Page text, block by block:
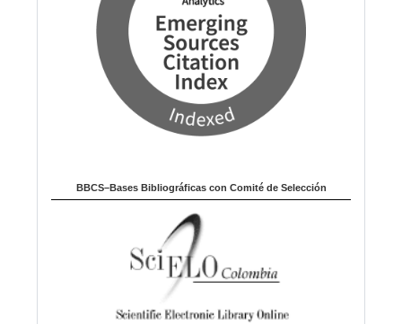
BBCS–Bases Bibliográficas con Comité de Selección